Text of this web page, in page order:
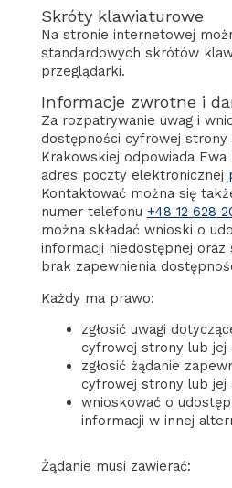
Skróty klawiaturowe
Na stronie internetowej
standardowych skrótów
przeglądarki.
Informacje zwrotne i
Za rozpatrywanie uwag i
dostępności cyfrowej strony
Krakowskiej odpowiada Ewa
adres poczty elektronicznej
Kontaktować można się
numer telefonu +48 12 628
można składać wnioski o
informacji niedostępnej oraz
brak zapewnienia
Każdy ma prawo:
zgłosić uwagi
cyfrowej strony lub jej
zgłosić żądanie
cyfrowej strony lub jej
wnioskować o
informacji w innej
Żądanie musi zawierać: